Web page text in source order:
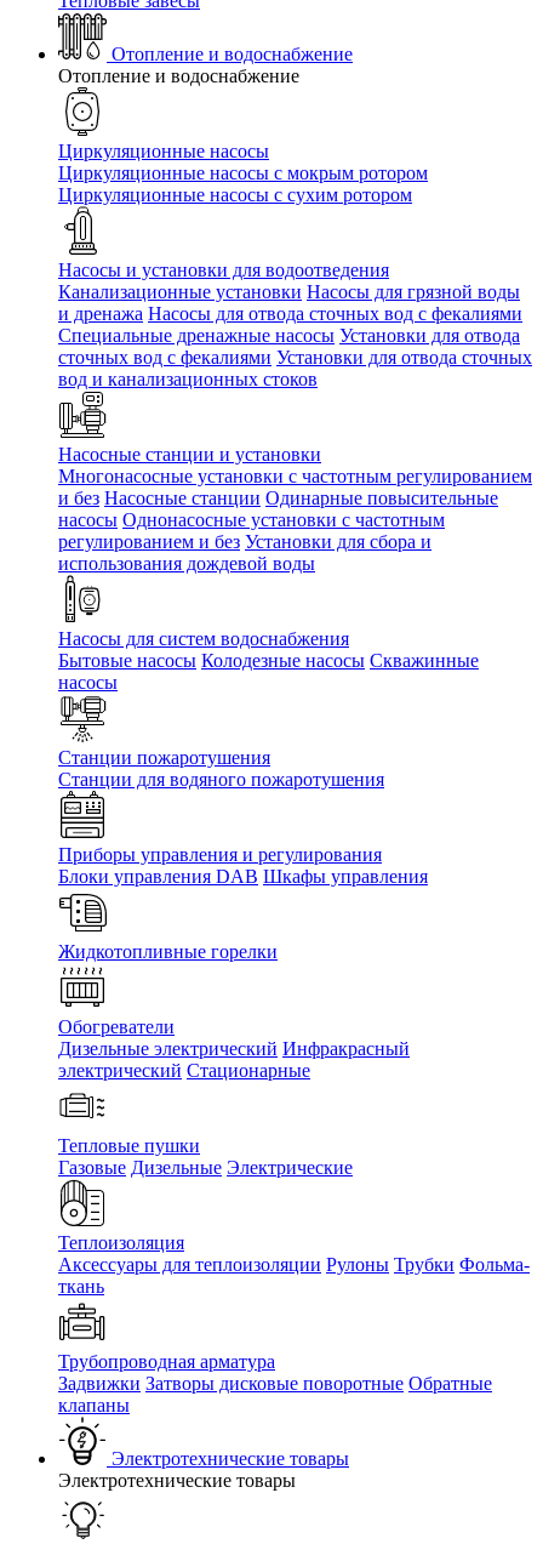
Отопление и водоснабжение
Отопление и водоснабжение
Циркуляционные насосы
Циркуляционные насосы с мокрым ротором
Циркуляционные насосы с сухим ротором
Насосы и установки для водоотведения
Канализационные установки Насосы для грязной воды
и дренажа Насосы для отвода сточных вод c фекалиями
Специальные дренажные насосы Установки для отвода
сточных вод c фекалиями Установки для отвода сточных
вод и канализационных стоков
Насосные станции и установки
Многонасосные установки с частотным регулированием
и без Насосные станции Одинарные повысительные
насосы Однонасосные установки с частотным
регулированием и без Установки для сбора и
использования дождевой воды
Насосы для систем водоснабжения
Бытовые насосы Колодезные насосы Скважинные
насосы
Станции пожаротушения
Станции для водяного пожаротушения
Приборы управления и регулирования
Блоки управления DAB Шкафы управления
Жидкотопливные горелки
Обогреватели
Дизельные электрический Инфракрасный
электрический Стационарные
Тепловые пушки
Газовые Дизельные Электрические
Теплоизоляция
Аксессуары для теплоизоляции Рулоны Трубки Фольма-
ткань
Трубопроводная арматура
Задвижки Затворы дисковые поворотные Обратные
клапаны
Электротехнические товары
Электротехнические товары